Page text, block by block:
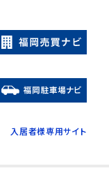
入居者様専用サイト